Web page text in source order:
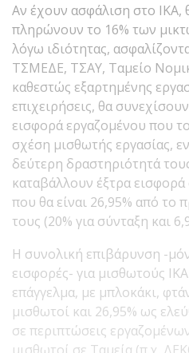
Αν έχουν ασφάλιση στο
πληρώνουν το 16% των
λόγω ιδιότητας,
ΤΣΜΕΔΕ, ΤΣΑΥ, Ταμείο
καθεστώς εξαρτημένης
επιχειρήσεις, θα
εισφορά εργαζομένου που
σχέση μισθωτής εργασίας,
δεύτερη δραστηριότητά
καταβάλλουν έξτρα εισφορά
που θα είναι 26,95% από το
τους (20% για σύνταξη και
Η συνολική επιβάρυνση -
εισφορές- για μισθωτούς
επάγγελμα, με μπλοκάκι,
μισθωτοί και 26,95% ως
σε περιπτώσεις